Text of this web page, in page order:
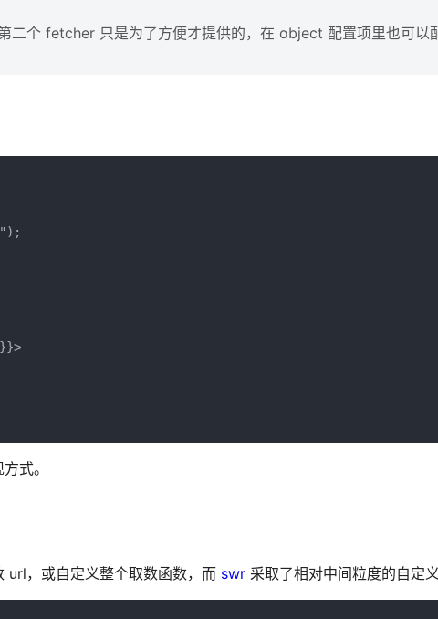
二个 fetcher 只是为了方便才提供的，在 object 配置项里也可以
式。
url，或自定义整个取数函数，而 swr采取了相对中间粒度的自定